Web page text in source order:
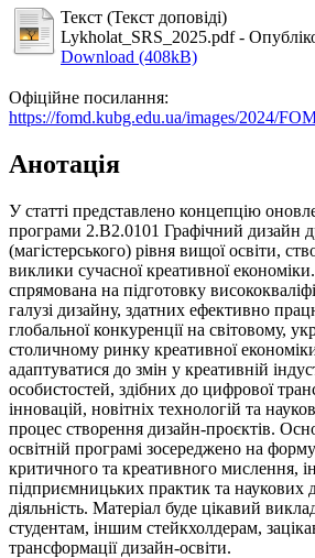
Текст (Текст доповіді)
Lykholat_SRS_2025.pdf-
Download (408kB)
Офіційне посилання:
https://fomd.kubg.edu.ua/images/2024/
Анотація
У статті представлено концепцію
програми 2.В2.0101 Графічний дизайн
(магістерського) рівня вищої освіти,
виклики сучасної креативної
спрямована на підготовку
галузі дизайну, здатних ефективно
глобальної конкуренції на світовому,
столичному ринку креативної
адаптуватися до змін у креативній
особистостей, здібних до цифрової
інновацій, новітніх технологій та
процес створення дизайн-проєктів.
освітній програмі зосереджено на
критичного та креативного мислення,
підприємницьких практик та наукових
діяльність. Матеріал буде цікавий
студентам, іншим стейкхолдерам,
трансформації дизайн-освіти.